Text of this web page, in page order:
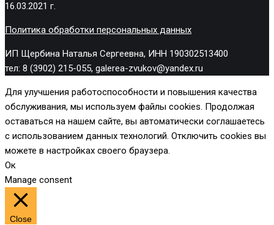
16.03.2021 г.
Политика обработки персональных данных
ИП Щербина Наталья Сергеевна, ИНН 190302513400
тел: 8 (3902) 215-055, galerea-zvukov@yandex.ru
Для улучшения работоспособности и повышения качества
обслуживания, мы используем файлы cookies. Продолжая
оставаться на нашем сайте, вы автоматически соглашаетесь
с использованием данных технологий. Отключить cookies вы
можете в настройках своего браузера.
Ок
Manage consent
Close